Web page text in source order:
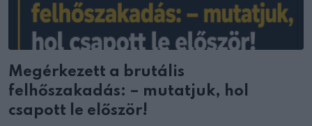
Megérkezett a brutális
felhőszakadás: – mutatjuk, hol
csapott le először!